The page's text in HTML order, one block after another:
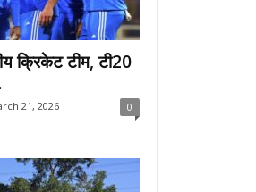
क्रिकेट टीम, टी20
21, 2026 0